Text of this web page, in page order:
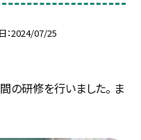
2024/07/25
の研修を行いました。 ま